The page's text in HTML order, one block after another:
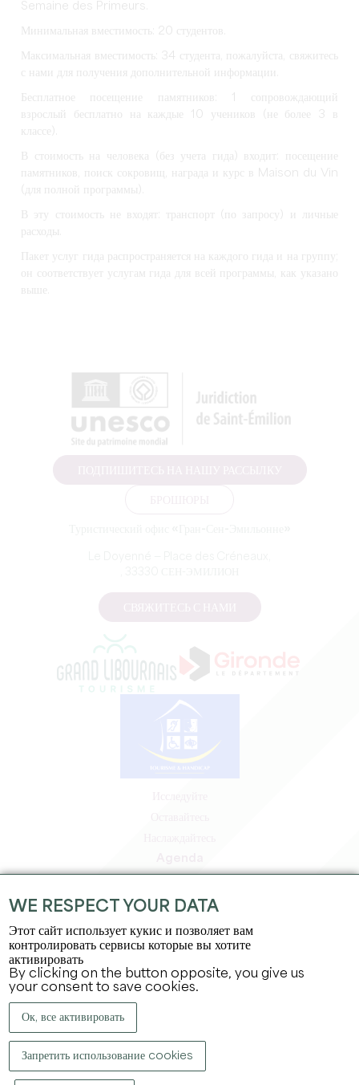
Semaine des Primeurs.
Минимальная вместимость: 20 студентов.
Максимальная вместимость: 34 студента, пожалуйста, свяжитесь
с нами для получения дополнительной информации.
Бесплатное посещение памятников: 1 сопровождающий
взрослый бесплатно на каждые 10 учеников (не более 3 в
классе).
В стоимость на человека (без учета гида) входит: посещение
памятников, поиск сокровищ, награда и курс в Maison du Vin
(для полной программы).
В эту стоимость не входят: транспорт (по запросу) и личные
расходы.
Пакет услуг гида распространяется на каждого гида и на группу;
он соответствует услугам гида для всей программы, как указано
выше.
Зона для участников
Вакансии и стажировки
Политика конфиденциальности
WE RESPECT YOUR DATA
Этот сайт использует кукис и позволяет вам
контролировать сервисы которые вы хотите
активировать
By clicking on the button opposite, you give us
your consent to save cookies.
Ок, все активировать
Запретить использование cookies